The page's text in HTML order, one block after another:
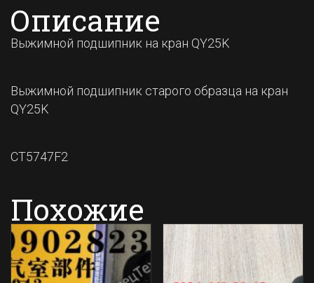
Описание
Выжимной подшипник на кран QY25K
Выжимной подшипник старого образца на кран
QY25K
CT5747F2
Похожие